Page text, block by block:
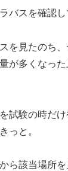
バスを確認し
を見たのち
が多くなっ
試験の時だ
っと。
ら該当場所